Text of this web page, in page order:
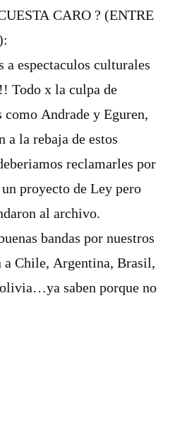
CARO ? (ENTRE
a espectaculos culturales
Todo x la culpa de
como Andrade y Eguren,
a la rebaja de estos
reclamarles por
proyecto de Ley pero
al archivo.
bandas por nuestros
Chile, Argentina, Brasil,
saben porque no